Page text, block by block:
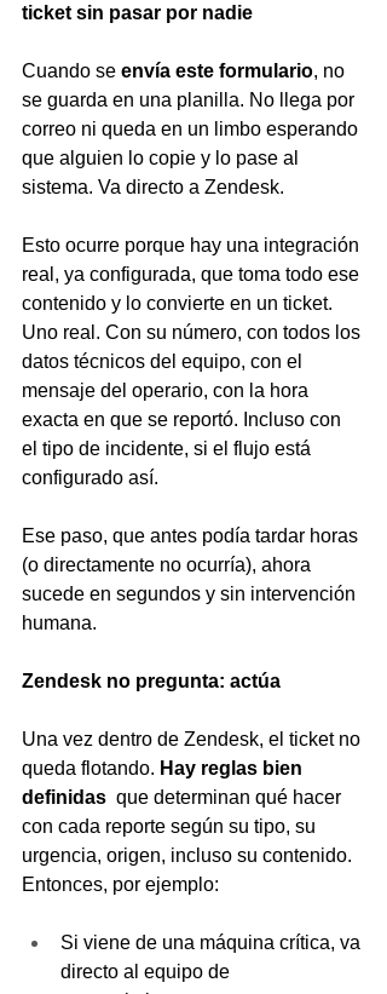
ticket sin pasar por nadie
Cuando se envía este formulario, no
se guarda en una planilla. No llega por
correo ni queda en un limbo esperando
que alguien lo copie y lo pase al
sistema. Va directo a Zendesk.
Esto ocurre porque hay una integración
real, ya configurada, que toma todo ese
contenido y lo convierte en un ticket.
Uno real. Con su número, con todos los
datos técnicos del equipo, con el
mensaje del operario, con la hora
exacta en que se reportó. Incluso con
el tipo de incidente, si el flujo está
configurado así.
Ese paso, que antes podía tardar horas
(o directamente no ocurría), ahora
sucede en segundos y sin intervención
humana.
Zendesk no pregunta: actúa
Una vez dentro de Zendesk, el ticket no
queda flotando. Hay reglas bien
definidas que determinan qué hacer
con cada reporte según su tipo, su
urgencia, origen, incluso su contenido.
Entonces, por ejemplo:
Si viene de una máquina crítica, va
directo al equipo de